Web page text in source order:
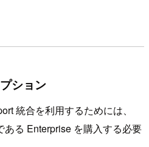
ション
統合を利用するためには、
ある Enterprise を購入する必要